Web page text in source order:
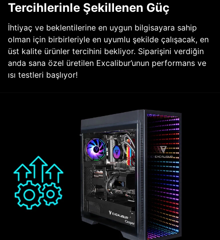
Tercihlerinle Şekillenen Güç
İhtiyaç ve beklentilerine en uygun bilgisayara sahip
olman için birbirleriyle en uyumlu şekilde çalışacak, en
üst kalite ürünler tercihini bekliyor. Siparişini verdiğin
anda sana özel üretilen Excalibur’unun performans ve
ısı testleri başlıyor!